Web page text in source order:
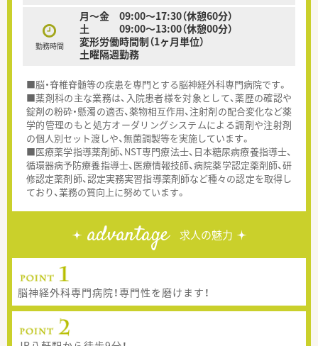
勤務時間
月～金 09:00～17:30（休憩60分）
土 09:00～13:00（休憩00分）
変形労働時間制（1ヶ月単位）
土曜隔週勤務
■脳・脊椎脊髄等の疾患を専門とする脳神経外科専門病院です。
■薬剤科の主な業務は、入院患者様を対象として、薬歴の確認や
錠剤の粉砕・懸濁の適否、薬物相互作用、注射剤の配合変化など薬
学的管理のもと処方オーダリングシステムによる調剤や注射剤
の個人別セット渡しや、無菌調製等を実施しています。
■医療薬学指導薬剤師、NST専門療法士、日本糖尿病療養指導士、
循環器病予防療養指導士、医療情報技師、病院薬学認定薬剤師、研
修認定薬剤師、認定実務実習指導薬剤師など種々の認定を取得し
ており、業務の質向上に努めています。
advantage 求人の魅力
脳神経外科専門病院！専門性を磨けます！